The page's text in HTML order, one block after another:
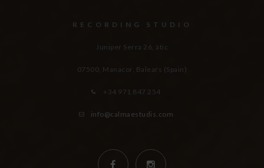
RECORDING STUDIO
Juniper Serra 26, àtic
07500, Manacor, Balears (Spain)
+34 971 847 254
info@calmaestudis.com